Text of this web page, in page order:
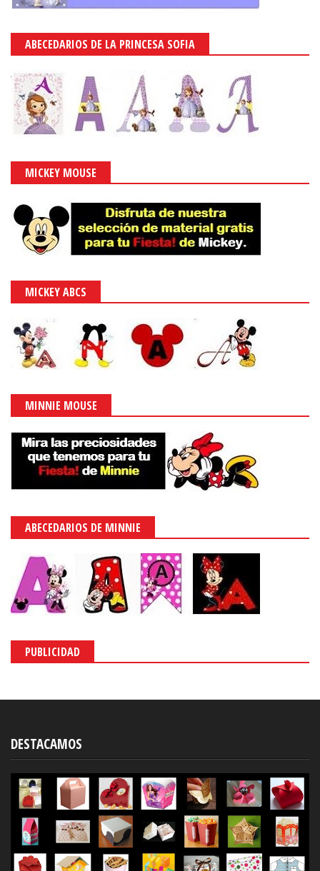
ABECEDARIOS DE LA PRINCESA SOFIA
MICKEY MOUSE
MICKEY ABCS
MINNIE MOUSE
ABECEDARIOS DE MINNIE
PUBLICIDAD
DESTACAMOS